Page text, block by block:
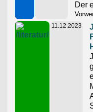
Der
11.12.2023